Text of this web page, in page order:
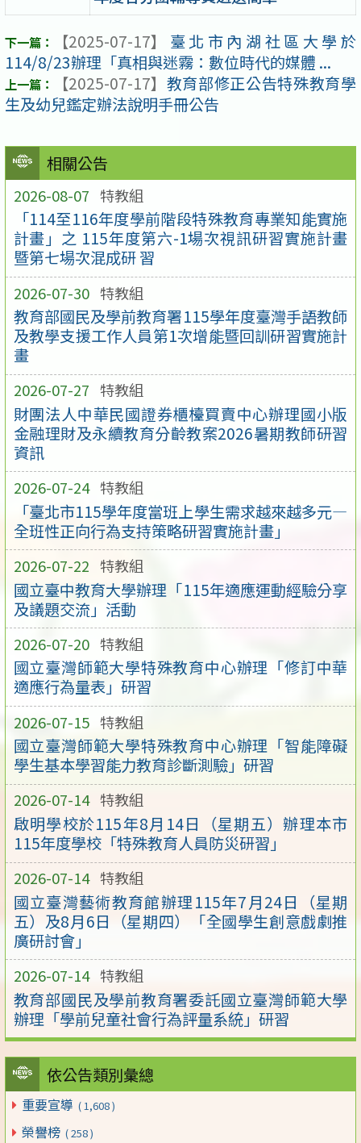
相關公告
2026-08-07 特教組
「114至116年度學前階段特殊教育專業知能實施
計畫」之 115年度第六-1場次視訊研習實施計畫
暨第七場次混成研 習
2026-07-30 特教組
教育部國民及學前教育署115學年度臺灣手語教師
及教學支援工作人員第1次增能暨回訓研習實施計
畫
2026-07-27 特教組
財團法人中華民國證券櫃檯買賣中心辦理國小版
金融理財及永續教育分齡教案2026暑期教師研習
資訊
2026-07-24 特教組
「臺北市115學年度當班上學生需求越來越多元—
全班性正向行為支持策略研習實施計畫」
2026-07-22 特教組
國立臺中教育大學辦理「115年適應運動經驗分享
及議題交流」活動
2026-07-20 特教組
國立臺灣師範大學特殊教育中心辦理「修訂中華
適應行為量表」研習
2026-07-15 特教組
國立臺灣師範大學特殊教育中心辦理「智能障礙
學生基本學習能力教育診斷測驗」研習
2026-07-14 特教組
啟明學校於115年8月14日（星期五）辦理本市
115年度學校「特殊教育人員防災研習」
2026-07-14 特教組
國立臺灣藝術教育館辦理115年7月24日（星期
五）及8月6日（星期四）「全國學生創意戲劇推
廣研討會」
2026-07-14 特教組
教育部國民及學前教育署委託國立臺灣師範大學
辦理「學前兒童社會行為評量系統」研習
依公告類別彙總
重要宣導 ( 1,608 )
榮譽榜 ( 258 )
【2025-07-17】
臺北市內湖社區大學於
114/8/23辦理「真相與迷霧：數位時代的媒體 ...
【2025-07-17】 教育部修正公告特殊教育學
生及幼兒鑑定辦法說明手冊公告